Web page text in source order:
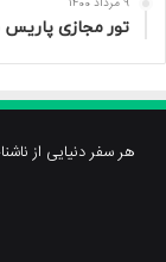
9 مرداد 1400
تور مجازی پاریس به صورت
هر سفر دنیایی از